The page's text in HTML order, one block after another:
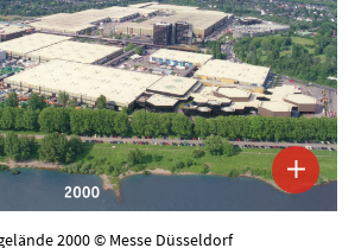
2000 © Messe Düsseldorf